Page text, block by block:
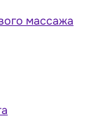
массажа